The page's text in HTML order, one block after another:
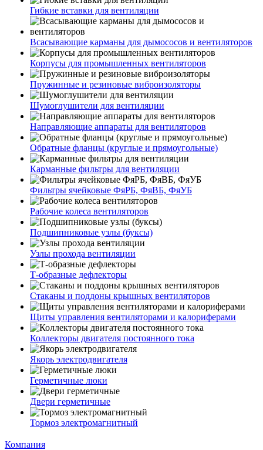
Гибкие вставки для вентиляции
Всасывающие карманы для дымососов и вентиляторов
Корпусы для промышленных вентиляторов
Пружинные и резиновые виброизоляторы
Шумоглушители для вентиляции
Направляющие аппараты для вентиляторов
Обратные фланцы (круглые и прямоугольные)
Карманные фильтры для вентиляции
Фильтры ячейковые ФяРБ, ФяВБ, ФяУБ
Рабочие колеса вентиляторов
Подшипниковые узлы (буксы)
Узлы прохода вентиляции
Т-образные дефлекторы
Стаканы и поддоны крышных вентиляторов
Щиты управления вентиляторами и калориферами
Коллекторы двигателя постоянного тока
Якорь электродвигателя
Герметичные люки
Двери герметичные
Тормоз электромагнитный
Компания